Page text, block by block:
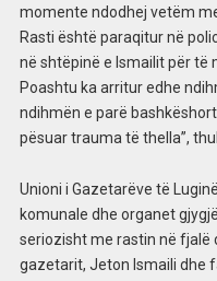
momente ndodhej vetëm
Rasti është paraqitur në
në shtëpinë e Ismailit për të
Poashtu ka arritur edhe
ndihmën e parë
pësuar trauma të thella”,
Unioni i Gazetarëve të
komunale dhe organet
seriozisht me rastin në fjalë
gazetarit, Jeton Ismaili dhe